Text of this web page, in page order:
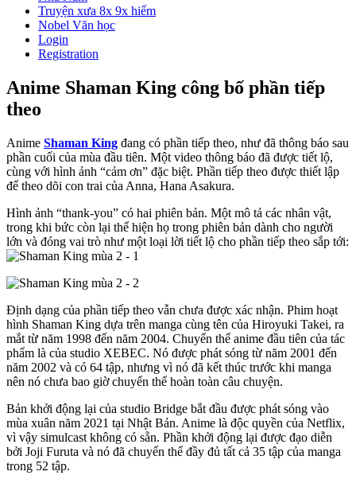
Truyện xưa 8x 9x hiếm
Nobel Văn học
Login
Registration
Anime Shaman King công bố phần tiếp
theo
Anime Shaman King đang có phần tiếp theo, như đã thông báo sau
phần cuối của mùa đầu tiên. Một video thông báo đã được tiết lộ,
cùng với hình ảnh “cảm ơn” đặc biệt. Phần tiếp theo được thiết lập
để theo dõi con trai của Anna, Hana Asakura.
Hình ảnh “thank-you” có hai phiên bản. Một mô tả các nhân vật,
trong khi bức còn lại thể hiện họ trong phiên bản dành cho người
lớn và đóng vai trò như một loại lời tiết lộ cho phần tiếp theo sắp tới:
Định dạng của phần tiếp theo vẫn chưa được xác nhận. Phim hoạt
hình Shaman King dựa trên manga cùng tên của Hiroyuki Takei, ra
mắt từ năm 1998 đến năm 2004. Chuyển thể anime đầu tiên của tác
phẩm là của studio XEBEC. Nó được phát sóng từ năm 2001 đến
năm 2002 và có 64 tập, nhưng vì nó đã kết thúc trước khi manga
nên nó chưa bao giờ chuyển thể hoàn toàn câu chuyện.
Bản khởi động lại của studio Bridge bắt đầu được phát sóng vào
mùa xuân năm 2021 tại Nhật Bản. Anime là độc quyền của Netflix,
vì vậy simulcast không có sẵn. Phần khởi động lại được đạo diễn
bởi Joji Furuta và nó đã chuyển thể đầy đủ tất cả 35 tập của manga
trong 52 tập.